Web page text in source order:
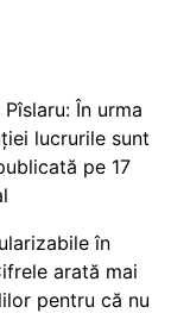
În urma
lucrurile sunt
pe 17
în
arată mai
pentru că nu